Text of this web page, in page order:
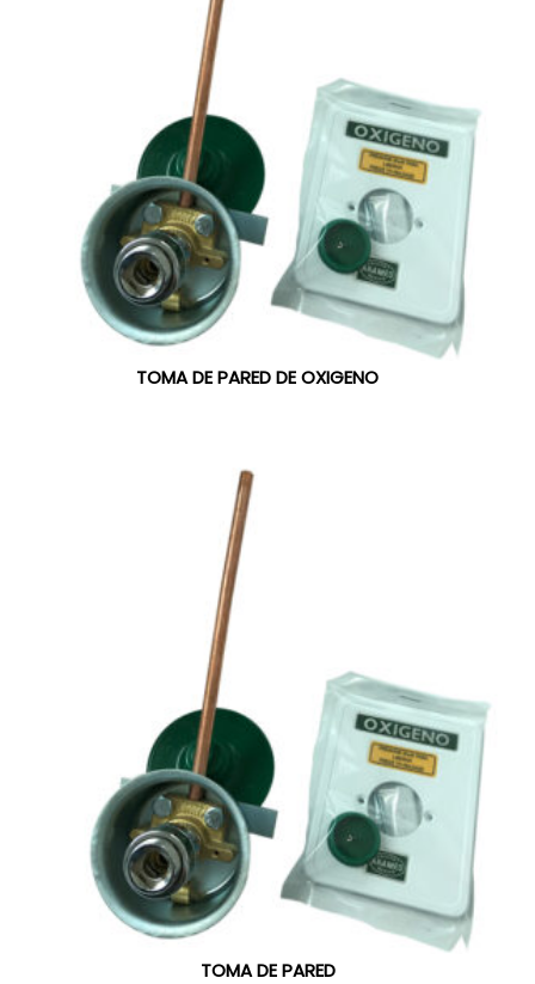
TOMA DE PARED DE OXIGENO
TOMA DE PARED